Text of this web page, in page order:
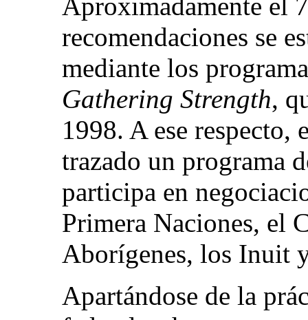
recomendaciones se
mediante los
Gathering Strength,
1998. A ese respecto,
trazado un programa
participa en
Primera Naciones, el
Aborígenes, los Inuit
Apartándose de la